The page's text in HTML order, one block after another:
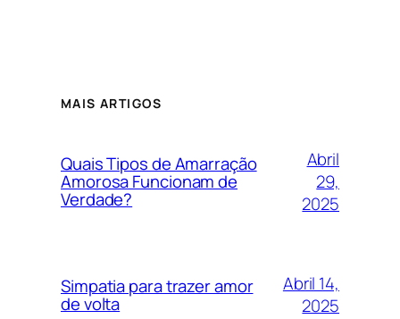
MAIS ARTIGOS
Quais Tipos de Amarração
Amorosa Funcionam de
Verdade?
Abril
29,
2025
Simpatia para trazer amor
de volta
Abril 14,
2025